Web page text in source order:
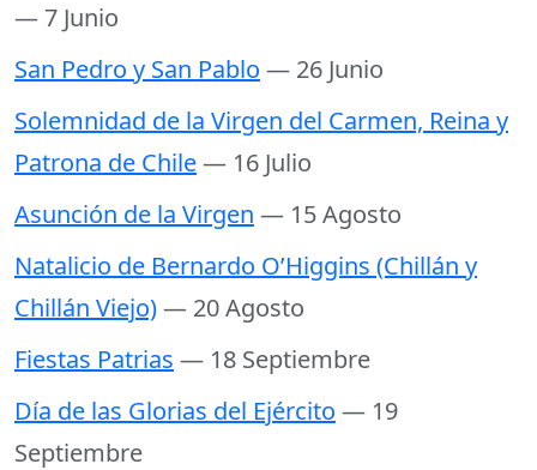
— 7 Junio
San Pedro y San Pablo — 26 Junio
Solemnidad de la Virgen del Carmen, Reina y
Patrona de Chile— 16 Julio
Asunción de la Virgen — 15 Agosto
Natalicio de Bernardo O’Higgins (Chillán y
Chillán Viejo)— 20 Agosto
Fiestas Patrias — 18 Septiembre
Día de las Glorias del Ejército — 19
Septiembre